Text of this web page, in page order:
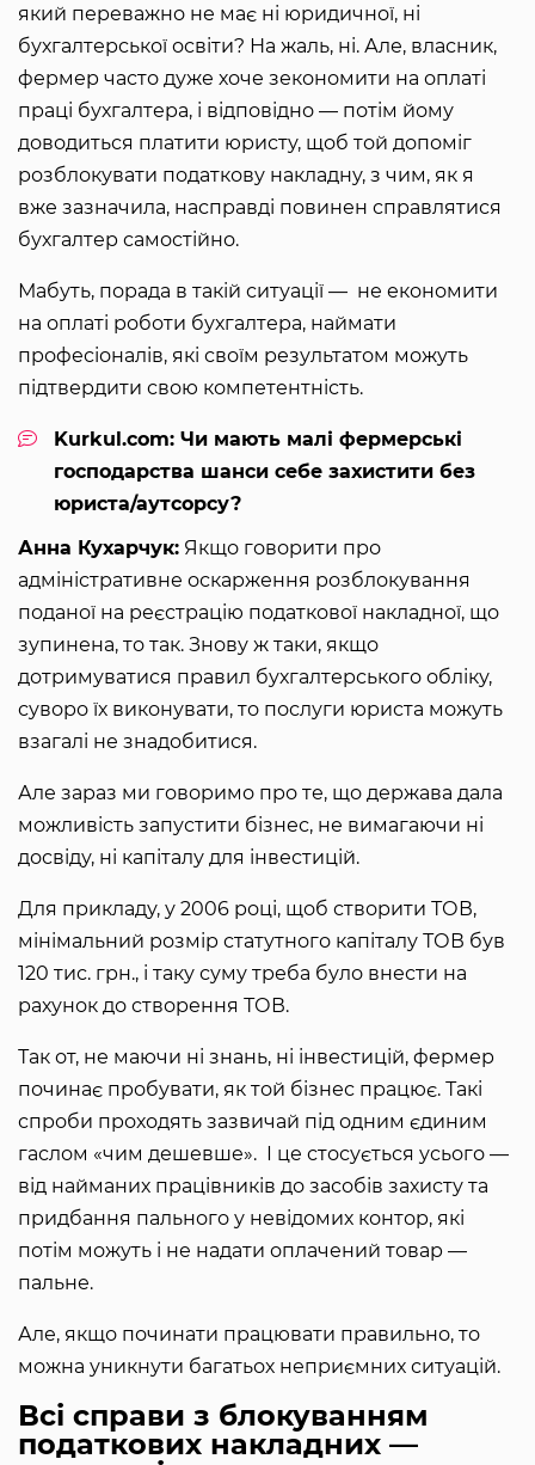
який переважно не має ні юридичної, ні
бухгалтерської освіти? На жаль, ні. Але, власник,
фермер часто дуже хоче зекономити на оплаті
праці бухгалтера, і відповідно — потім йому
доводиться платити юристу, щоб той допоміг
розблокувати податкову накладну, з чим, як я
вже зазначила, насправді повинен справлятися
бухгалтер самостійно.
Мабуть, порада в такій ситуації — не економити
на оплаті роботи бухгалтера, наймати
професіоналів, які своїм результатом можуть
підтвердити свою компетентність.
Kurkul.com: Чи мають малі фермерські
господарства шанси себе захистити без
юриста/аутсорсу?
Анна Кухарчук: Якщо говорити про
адміністративне оскарження розблокування
поданої на реєстрацію податкової накладної, що
зупинена, то так. Знову ж таки, якщо
дотримуватися правил бухгалтерського обліку,
суворо їх виконувати, то послуги юриста можуть
взагалі не знадобитися.
Але зараз ми говоримо про те, що держава дала
можливість запустити бізнес, не вимагаючи ні
досвіду, ні капіталу для інвестицій.
Для прикладу, у 2006 році, щоб створити ТОВ,
мінімальний розмір статутного капіталу ТОВ був
120 тис. грн., і таку суму треба було внести на
рахунок до створення ТОВ.
Так от, не маючи ні знань, ні інвестицій, фермер
починає пробувати, як той бізнес працює. Такі
спроби проходять зазвичай під одним єдиним
гаслом «чим дешевше». І це стосується усього —
від найманих працівників до засобів захисту та
придбання пального у невідомих контор, які
потім можуть і не надати оплачений товар —
пальне.
Але, якщо починати працювати правильно, то
можна уникнути багатьох неприємних ситуацій.
Всі справи з блокуванням
податкових накладних —